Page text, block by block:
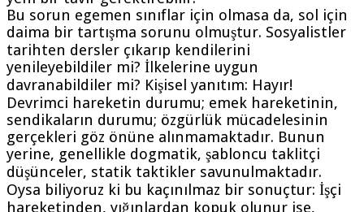
Bu sorun egemen sınıflar için olmasa da, sol için
daima bir tartışma sorunu olmuştur. Sosyalistler
tarihten dersler çıkarıp kendilerini
yenileyebildiler mi? İlkelerine uygun
davranabildiler mi? Kişisel yanıtım: Hayır!
Devrimci hareketin durumu; emek hareketinin,
sendikaların durumu; özgürlük mücadelesinin
gerçekleri göz önüne alınmamaktadır. Bunun
yerine, genellikle dogmatik, şabloncu taklitçi
düşünceler, statik taktikler savunulmaktadır.
Oysa biliyoruz ki bu kaçınılmaz bir sonuçtur: İşçi
hareketinden, yığınlardan kopuk olunur ise,